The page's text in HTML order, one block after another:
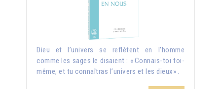
Dieu et l’univers se reflètent en l’homme
comme les sages le disaient : « Connais-toi toi-
même, et tu connaîtras l’univers et les dieux» .